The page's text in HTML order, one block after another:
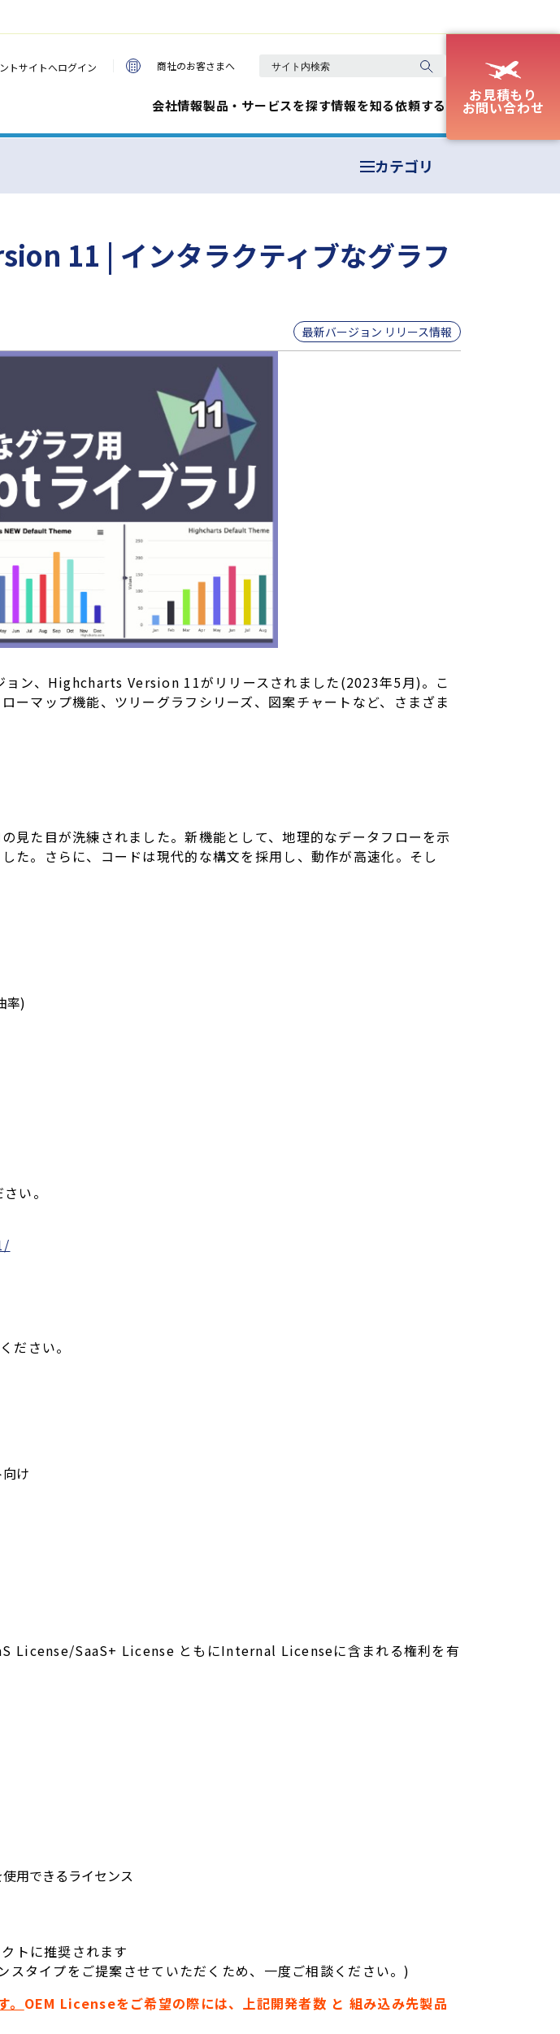
トサイトへログイン 商社のお客さまへ
会社情報製品・サービスを探す情報を知る依頼する
お見積もり
お問い合わせ
カテゴリ
11 | インタラクティブなグラフ
最新バージョン リリース情報
ン、Highcharts Version 11がリリースされました(2023年5月)。こ
ーマップ機能、ツリーグラフシリーズ、図案チャートなど、さまざま
見た目が洗練されました。新機能として、地理的なデータフローを示
た。さらに、コードは現代的な構文を採用し、動作が高速化。そし
率)
い。
ださい。
け
License/SaaS+ License ともにInternal Licenseに含まれる権利を有
用できるライセンス
トに推奨されます
スタイプをご提案させていただくため、一度ご相談ください。)
OEM Licenseをご希望の際には、上記開発者数 と 組み込み先製品